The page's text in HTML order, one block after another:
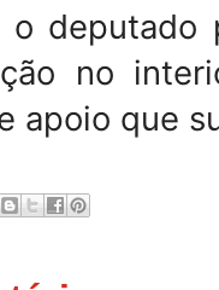
deputado
no
apoio que